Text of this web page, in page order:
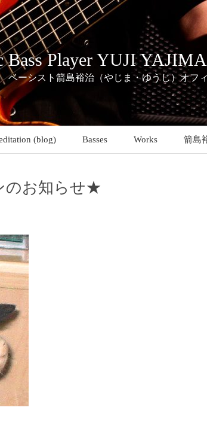
Bass Player YUJI
ベーシスト箭島裕治（やじま・ゆうじ）オフ
(blog) Basses Works 箭島
のお知らせ★